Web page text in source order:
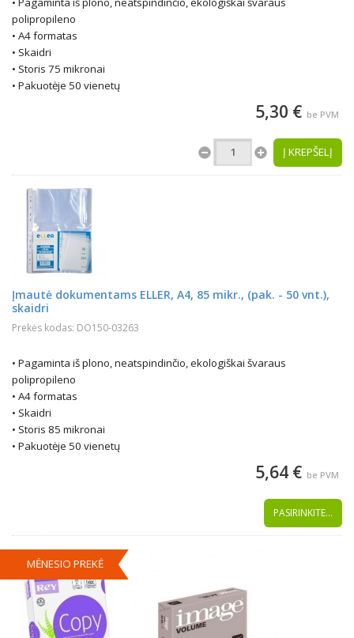
polipropileno
• A4 formatas
• Skaidri
• Storis 75 mikronai
• Pakuotėje 50 vienetų
5,30 € be PVM
Į KREPŠELĮ
Įmautė dokumentams ELLER, A4, 85 mikr., (pak. - 50 vnt.),
skaidri
Prekės kodas: DO150-03263
• Pagaminta iš plono, neatspindinčio, ekologiškai švaraus
polipropileno
• A4 formatas
• Skaidri
• Storis 85 mikronai
• Pakuotėje 50 vienetų
5,64 € be PVM
PASIRINKITE...
MĖNESIO PREKĖ